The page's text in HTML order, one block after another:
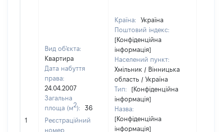
1
Вид об'єкта:
Квартира
Дата набуття
права:
24.04.2007
Загальна
площа (м2):
36
Реєстраційний
номер
Країна:
Україна
Поштовий індекс:
[Конфіденційна
інформація]
Населений пункт:
Хмільник / Вінницька
область / Україна
Тип:
[Конфіденційна
інформація]
Назва:
[Конфіденційна
інформація]